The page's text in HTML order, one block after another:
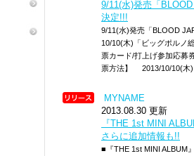
9/11(水)発売「
決定!!!
9/11(水)発売「BLOOD
10/10(木)「ビッグポルノ
票カード/打上げ参加応
票方法】 2013/10/10(木)
MYNAME
2013.08.30 更新
『THE 1st MINI
さらに追加情報も!!
■『THE 1st MINI ALBUM